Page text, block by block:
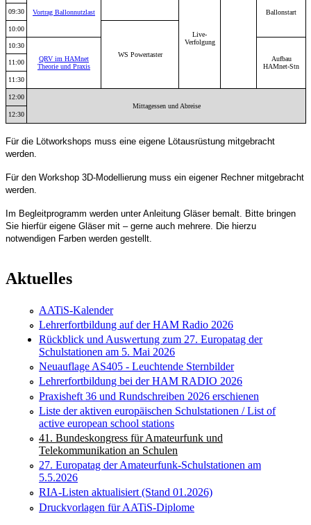
Vortrag Ballonnutzlast
Live-
Verfolgung
Ballonstart
09:30
10:00
WS Powertaster
10:30
QRV im HAMnet
Theorie und Praxis
Aufbau
HAMnet-Stn
11:00
11:30
12:00
Mittagessen und Abreise
12:30
Für die Lötworkshops muss eine eigene Lötausrüstung mitgebracht
werden.
Für den Workshop 3D-Modellierung muss ein eigener Rechner mitgebracht
werden.
Im Begleitprogramm werden unter Anleitung Gläser bemalt. Bitte bringen
Sie hierfür eigene Gläser mit – gerne auch mehrere. Die hierzu
notwendigen Farben werden gestellt.
Aktuelles
AATiS-Kalender
Lehrerfortbildung auf der HAM Radio 2026
Rückblick und Auswertung zum 27. Europatag der
Schulstationen am 5. Mai 2026
Neuauflage AS405 - Leuchtende Sternbilder
Lehrerfortbildung bei der HAM RADIO 2026
Praxisheft 36 und Rundschreiben 2026 erschienen
Liste der aktiven europäischen Schulstationen / List of
active european school stations
41. Bundeskongress für Amateurfunk und
Telekommunikation an Schulen
27. Europatag der Amateurfunk-Schulstationen am
5.5.2026
RIA-Listen aktualisiert (Stand 01.2026)
Druckvorlagen für AATiS-Diplome